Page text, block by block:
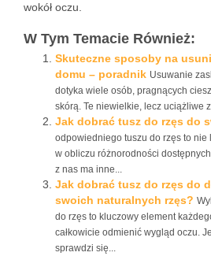
wokół oczu.
W Tym Temacie Również:
Skuteczne sposoby na
domu – poradnik Usuwanie
dotyka wiele osób, pragnących
skórą. Te niewielkie, lecz uciążliwe
Jak dobrać tusz do rzęs do
odpowiedniego tuszu do rzęs to nie
w obliczu różnorodności
z nas ma inne...
Jak dobrać tusz do rzęs do
swoich naturalnych rzęs?
do rzęs to kluczowy element
całkowicie odmienić wygląd oczu.
sprawdzi się...